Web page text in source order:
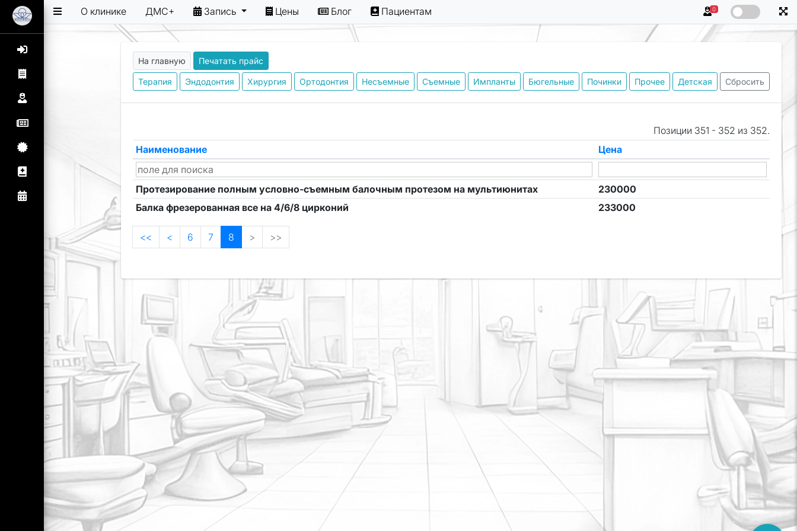
О клинике ДМС+ Запись Цены Блог Пациентам 0
На главную Печатать прайс
Терапия Эндодонтия Хирургия Ортодонтия Несъемные Съемные Импланты Бюгельные Починки Прочее Детская Сбросить
Позиции 351 - 352 из 352.
Наименование
Цена
Протезирование полным условно-съемным балочным протезом на мультиюнитах
230000
Балка фрезерованная все на 4/6/8 цирконий
233000
<< < 6 7 8 > >>